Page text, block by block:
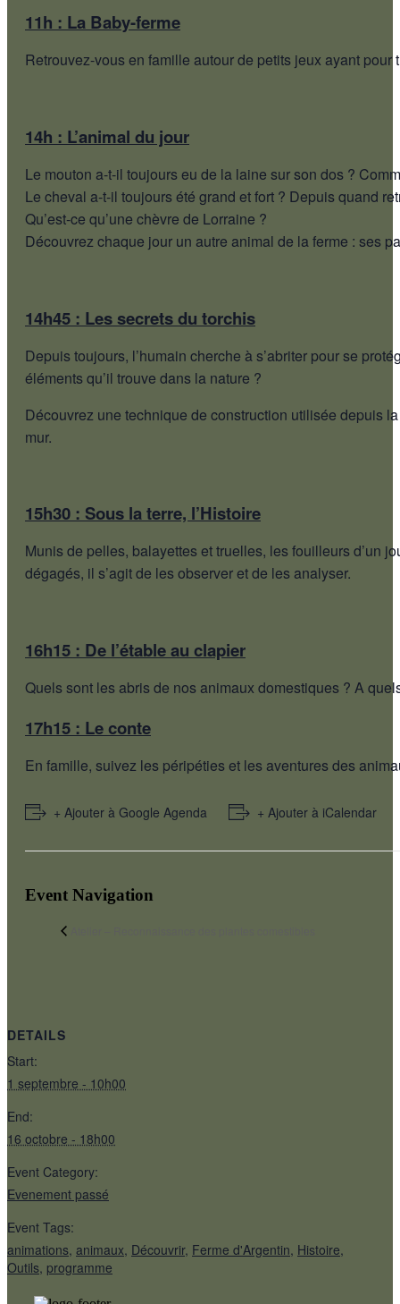
11h : La Baby-ferme
Retrouvez-vous en famille autour de petits jeux ayant
14h : L’animal du jour
Le mouton a-t-il toujours eu de la laine sur son dos ?
Le cheval a-t-il toujours été grand et fort ? Depuis quand
Qu’est-ce qu’une chèvre de Lorraine ?
Découvrez chaque jour un autre animal de la ferme : ses
14h45 : Les secrets du torchis
Depuis toujours, l’humain cherche à s’abriter pour se
éléments qu’il trouve dans la nature ?
Découvrez une technique de construction utilisée depuis
mur.
15h30 : Sous la terre, l’Histoire
Munis de pelles, balayettes et truelles, les fouilleurs d’un
dégagés, il s’agit de les observer et de les analyser.
16h15 : De l’étable au clapier
Quels sont les abris de nos animaux domestiques ? A
17h15 : Le conte
En famille, suivez les péripéties et les aventures des
+ Ajouter à Google Agenda + Ajouter à iCalendar
Event Navigation
DETAILS
Start:
1 septembre - 10h00
End:
16 octobre - 18h00
Event Category:
Evenement passé
Event Tags:
animations, animaux, Découvrir, Ferme d'Argentin, Histoire,
Outils, programme